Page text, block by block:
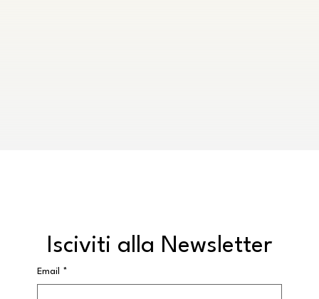
Isciviti alla Newsletter
Email *